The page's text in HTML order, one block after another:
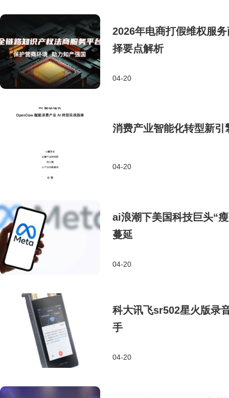
2026年电商打假维权服
择要点解析
04-20
消费产业智能化转型新
04-20
ai浪潮下美国科技巨头“
蔓延
04-20
科大讯飞sr502星火版录
手
04-20